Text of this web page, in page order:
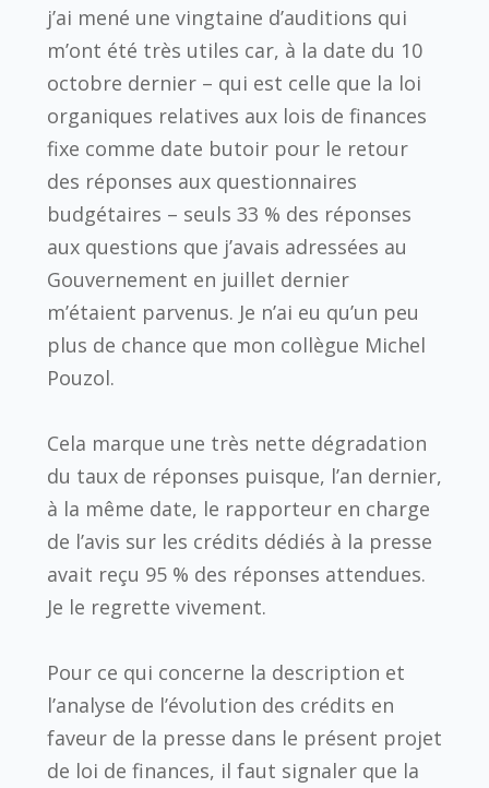
j’ai mené une vingtaine d’auditions qui
m’ont été très utiles car, à la date du 10
octobre dernier – qui est celle que la loi
organiques relatives aux lois de finances
fixe comme date butoir pour le retour
des réponses aux questionnaires
budgétaires – seuls 33 % des réponses
aux questions que j’avais adressées au
Gouvernement en juillet dernier
m’étaient parvenus. Je n’ai eu qu’un peu
plus de chance que mon collègue Michel
Pouzol.
Cela marque une très nette dégradation
du taux de réponses puisque, l’an dernier,
à la même date, le rapporteur en charge
de l’avis sur les crédits dédiés à la presse
avait reçu 95 % des réponses attendues.
Je le regrette vivement.
Pour ce qui concerne la description et
l’analyse de l’évolution des crédits en
faveur de la presse dans le présent projet
de loi de finances, il faut signaler que la